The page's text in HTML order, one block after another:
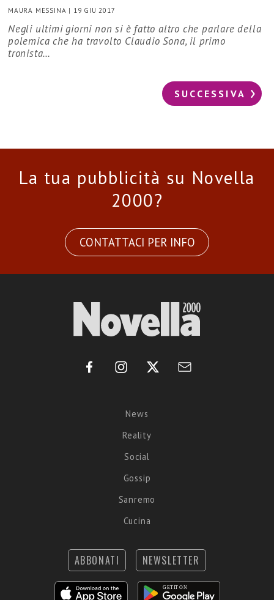
MAURA MESSINA | 19 GIU 2017
Negli ultimi giorni non si è fatto altro che parlare della
polemica che ha travolto Claudio Sona, il primo
tronista…
SUCCESSIVA
La tua pubblicità su Novella
2000?
CONTATTACI PER INFO
News
Reality
Social
Gossip
Sanremo
Cucina
ABBONATI NEWSLETTER